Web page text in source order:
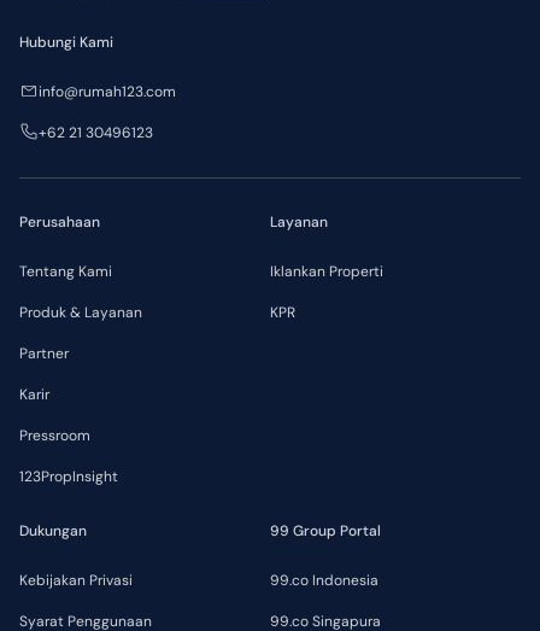
Perusahaan
Tentang Kami
Produk & Layanan
Partner
Karir
Pressroom
123PropInsight
Layanan
Iklankan Properti
KPR
Dukungan
Kebijakan Privasi
Syarat Penggunaan
99 Group Portal
99.co Indonesia
99.co Singapura
Hubungi Kami
info@rumah123.com
+62 21 30496123